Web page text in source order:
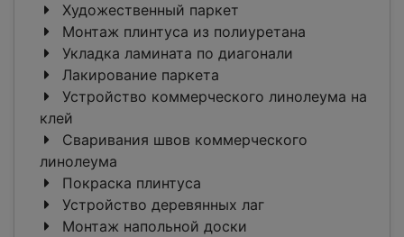
Художественный паркет
Монтаж плинтуса из полиуретана
Укладка ламината по диагонали
Лакирование паркета
Устройство коммерческого линолеума на
клей
Сваривания швов коммерческого
линолеума
Покраска плинтуса
Устройство деревянных лаг
Монтаж напольной доски